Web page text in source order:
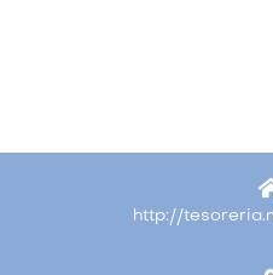
http://